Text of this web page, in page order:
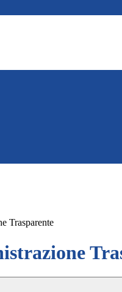
Trasparente